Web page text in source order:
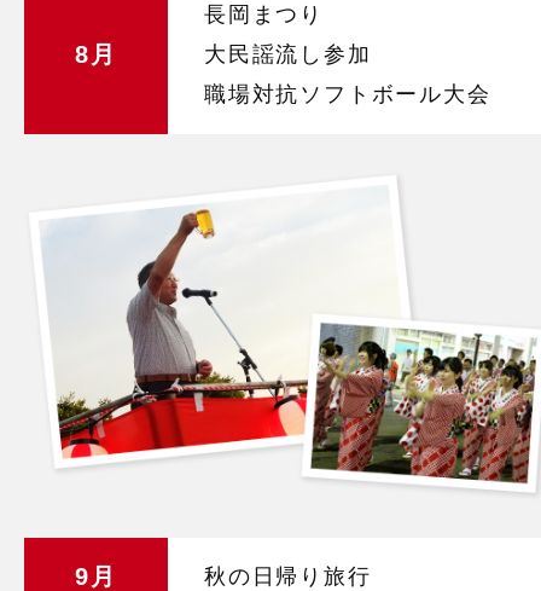
8月
長岡まつり
大民謡流し参加
職場対抗ソフトボール大会
9月 秋の日帰り旅行